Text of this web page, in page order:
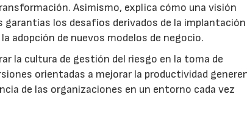
Asimismo, explica cómo una visión
los desafíos derivados de la implantación
adopción de nuevos modelos de negocio.
la cultura de gestión del riesgo en la toma de
orientadas a mejorar la productividad
de las organizaciones en un entorno cada vez